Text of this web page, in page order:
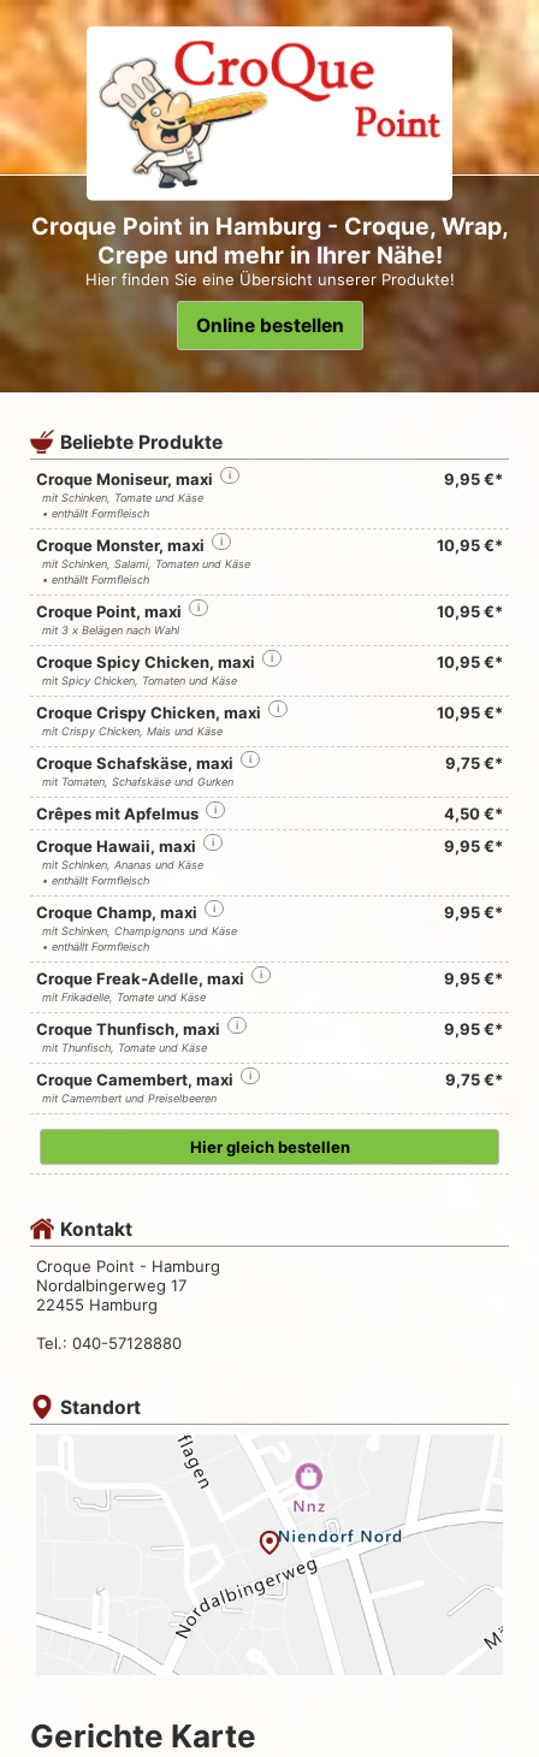
Croque Point in Hamburg - Croque, Wrap,
Crepe und mehr in Ihrer Nähe!
Hier finden Sie eine Übersicht unserer Produkte!
Online bestellen
Beliebte Produkte
Croque Moniseur, maxi i 9,95 €*
mit Schinken, Tomate und Käse
• enthällt Formfleisch
Croque Monster, maxi i 10,95 €*
mit Schinken, Salami, Tomaten und Käse
• enthällt Formfleisch
Croque Point, maxi i 10,95 €*
mit 3 x Belägen nach Wahl
Croque Spicy Chicken, maxi i 10,95 €*
mit Spicy Chicken, Tomaten und Käse
Croque Crispy Chicken, maxi i 10,95 €*
mit Crispy Chicken, Mais und Käse
Croque Schafskäse, maxi i 9,75 €*
mit Tomaten, Schafskäse und Gurken
Crêpes mit Apfelmus i
4,50 €*
Croque Hawaii, maxi
i 9,95 €*
mit Schinken, Ananas und Käse
• enthällt Formfleisch
Croque Champ, maxi i 9,95 €*
mit Schinken, Champignons und Käse
• enthällt Formfleisch
Croque Freak-Adelle, maxi i 9,95 €*
mit Frikadelle, Tomate und Käse
Croque Thunfisch, maxi i 9,95 €*
mit Thunfisch, Tomate und Käse
Croque Camembert, maxi i 9,75 €*
mit Camembert und Preiselbeeren
Hier gleich bestellen
Kontakt
Croque Point - Hamburg
Nordalbingerweg 17
22455 Hamburg
Tel.: 040-57128880
Standort
Gerichte Karte